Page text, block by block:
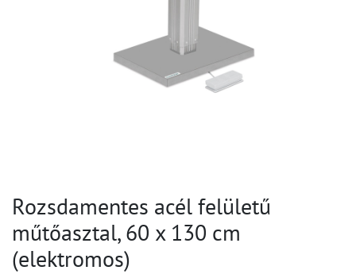
Rozsdamentes acél felületű
műtőasztal, 60 x 130 cm
(elektromos)